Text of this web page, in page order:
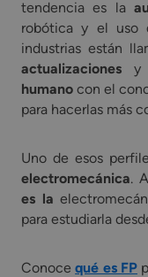
tendencia es la
robótica y el uso
industrias están
actualizaciones y
humano con el
para hacerlas más
Uno de esos
electromecánica.
es la
para estudiarla
Conocequé es FP